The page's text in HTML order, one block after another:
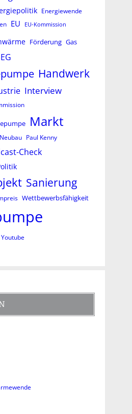
Energiewende
EU EU-Kommission
Förderung Gas
Handwerk
Interview
Markt
Neubau Paul Kenny
Check
Sanierung
Wettbewerbsfähigkeit
Youtube